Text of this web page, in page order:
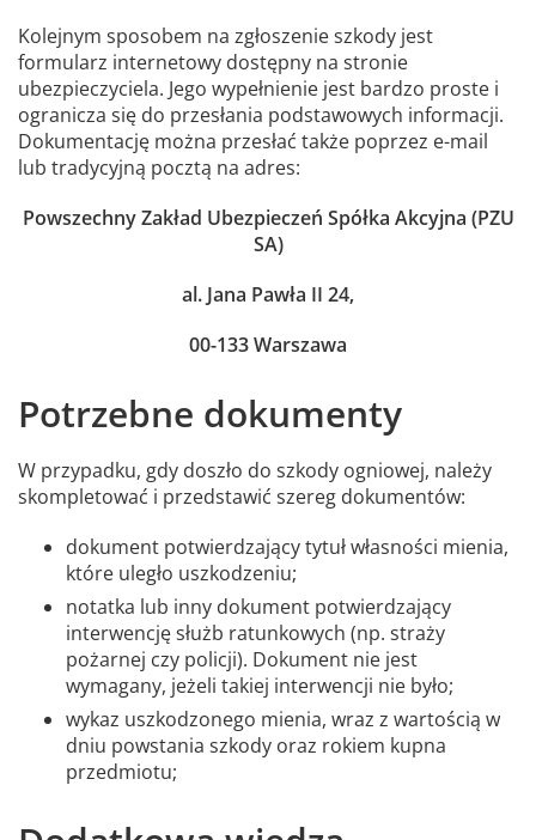
Kolejnym sposobem na zgłoszenie szkody jest
formularz internetowy dostępny na stronie
ubezpieczyciela. Jego wypełnienie jest bardzo proste i
ogranicza się do przesłania podstawowych informacji.
Dokumentację można przesłać także poprzez e-mail
lub tradycyjną pocztą na adres:
Powszechny Zakład Ubezpieczeń Spółka Akcyjna (PZU
SA)
al. Jana Pawła II 24,
00-133 Warszawa
Potrzebne dokumenty
W przypadku, gdy doszło do szkody ogniowej, należy
skompletować i przedstawić szereg dokumentów:
dokument potwierdzający tytuł własności mienia,
które uległo uszkodzeniu;
notatka lub inny dokument potwierdzający
interwencję służb ratunkowych (np. straży
pożarnej czy policji). Dokument nie jest
wymagany, jeżeli takiej interwencji nie było;
wykaz uszkodzonego mienia, wraz z wartością w
dniu powstania szkody oraz rokiem kupna
przedmiotu;